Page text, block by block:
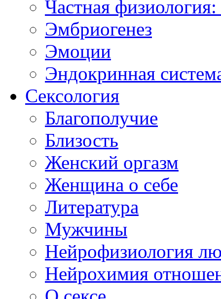
Частная
Эмбриогенез
Эмоции
Эндокринная
Сексология
Благополучие
Близость
Женский оргазм
Женщина о себе
Литература
Мужчины
Нейрофизиология
Нейрохимия